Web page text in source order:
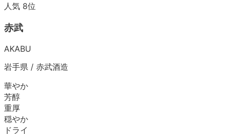
人気 8位
赤武
AKABU
岩手県 / 赤武酒造
華やか
芳醇
重厚
穏やか
ドライ